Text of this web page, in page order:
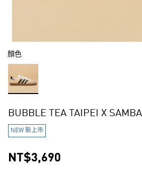
顏色
BUBBLE TEA TAIPEI X
NEW 新上市
NT$3,690